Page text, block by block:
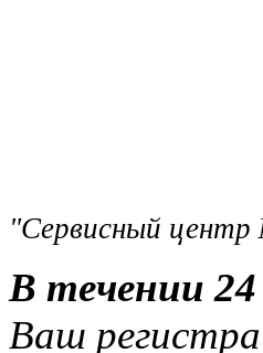
"Сервисный
В течении 24
Ваш